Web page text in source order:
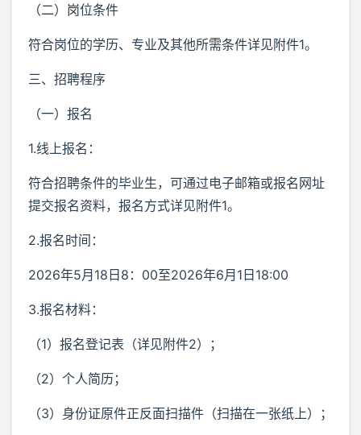
（二）岗位条件
符合岗位的学历、专业及其他所需条件详见附件1。
三、招聘程序
（一）报名
1.线上报名：
符合招聘条件的毕业生，可通过电子邮箱或报名网址
提交报名资料，报名方式详见附件1。
2.报名时间：
2026年5月18日8：00至2026年6月1日18:00
3.报名材料：
（1）报名登记表（详见附件2）；
（2）个人简历；
（3）身份证原件正反面扫描件（扫描在一张纸上）；